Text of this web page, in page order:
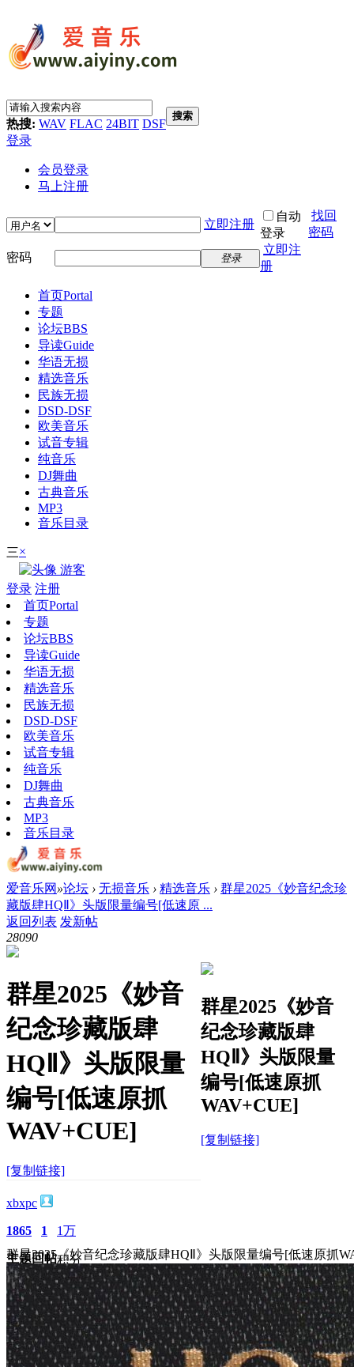
热搜: WAV FLAC 24BIT DSF
搜索
登录
会员登录
马上注册
立即注册
自动
登录
找回
密码
密码
登录
立即注
册
首页Portal
专题
论坛BBS
导读Guide
华语无损
精选音乐
民族无损
DSD-DSF
欧美音乐
试音专辑
纯音乐
DJ舞曲
古典音乐
MP3
音乐目录
三×
游客
登录 注册
首页Portal
专题
论坛BBS
导读Guide
华语无损
精选音乐
民族无损
DSD-DSF
欧美音乐
试音专辑
纯音乐
DJ舞曲
古典音乐
MP3
音乐目录
爱音乐网 »论坛 › 无损音乐 › 精选音乐 › 群星2025《妙音纪念珍
藏版肆HQⅡ》头版限量编号[低速原 ...
返回列表 发新帖
28090
群星2025《妙音
纪念珍藏版肆
HQⅡ》头版限量
编号[低速原抓
WAV+CUE]
[复制链接]
群星2025《妙音
纪念珍藏版肆
HQⅡ》头版限量
编号[低速原抓
WAV+CUE]
[复制链接]
xbxpc
1865
主题
1
回帖
1万
积分
积分
10117
2025-5-29 16:08:32 / 显示全部楼层 /阅读模式
28090
群星2025《妙音纪念珍藏版肆HQⅡ》头版限量编号[低速原抓